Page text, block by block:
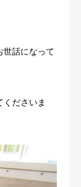
世話になって
ださいま